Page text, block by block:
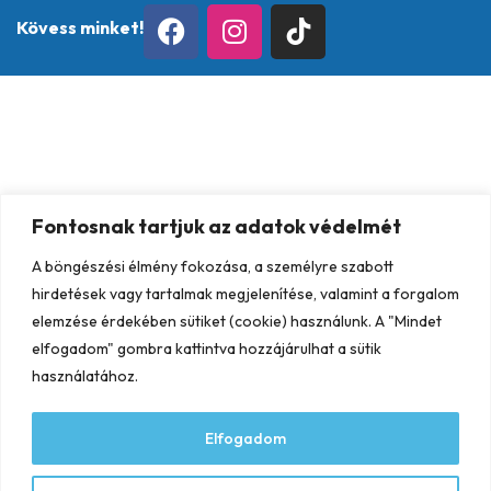
Fontosnak tartjuk az adatok védelmét
A böngészési élmény fokozása, a személyre szabott
hirdetések vagy tartalmak megjelenítése, valamint a forgalom
elemzése érdekében sütiket (cookie) használunk. A "Mindet
elfogadom" gombra kattintva hozzájárulhat a sütik
használatához.
Elfogadom
Kövess minket!